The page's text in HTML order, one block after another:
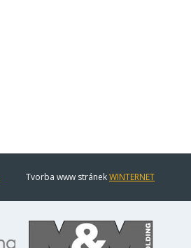
Tvorba www stránekWINTERNET